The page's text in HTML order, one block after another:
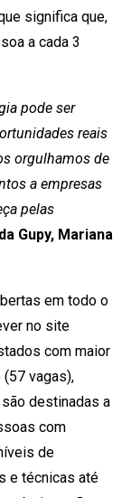
significa que,
a cada 3
pode ser
reais
orgulhamos de
a empresas
pelas
Gupy, Mariana
em todo o
no site
com maior
vagas),
destinadas a
com
de
e técnicas até